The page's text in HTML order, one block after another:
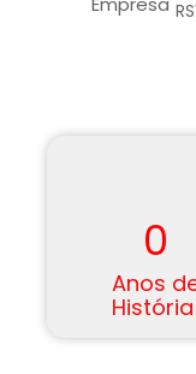
Anos
História
0